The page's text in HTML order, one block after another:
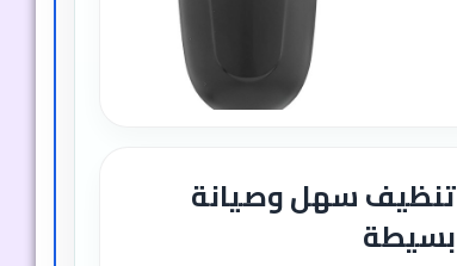
تنظيف سهل وصيانة
بسيطة